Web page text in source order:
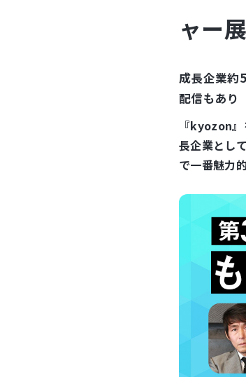
ャー展
成長企業約
配信もあり
『kyozon
長企業とし
で一番魅力